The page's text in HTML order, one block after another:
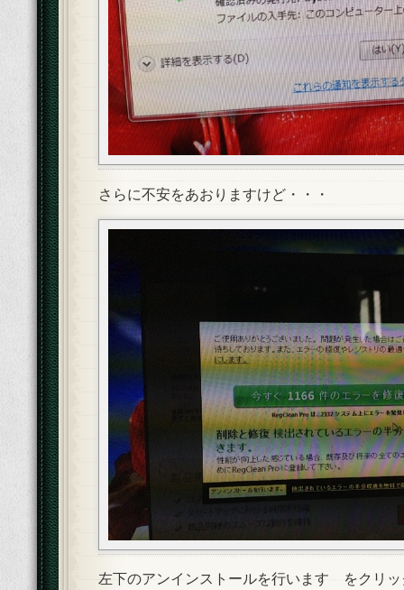
さらに不安をあおりますけど・・・
左下のアンインストールを行います をクリッ